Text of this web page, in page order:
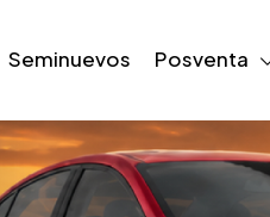
Seminuevos Posventa